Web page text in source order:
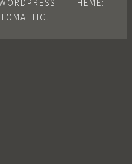
THEME:
.